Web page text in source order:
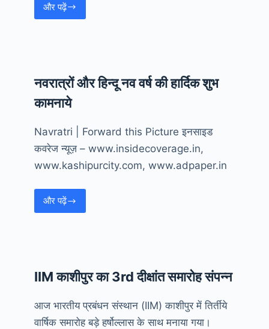
और पढ़ें
IIM
समापन
समारोह
नवरात्रों और हिन्दू नव वर्ष की हार्दिक शुभ
कामनाये
Navratri | Forward this Picture इनसाइड
कवरेज न्यूज़ – www.insidecoverage.in,
www.kashipurcity.com, www.adpaper.in
और पढ़ें
नवरात्रों
की
शुभ
कामनाये
IIM काशीपुर का 3rd दीक्षांत समारोह संपन्न
आज भारतीय प्रबंधन संस्थान (IIM) काशीपुर में तिर्तीये
वार्षिक समारोह बड़े हर्षोल्लास के साथ मनाया गया।